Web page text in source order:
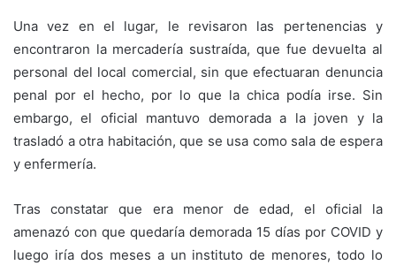
Una vez en el lugar, le revisaron las pertenencias y
encontraron la mercadería sustraída, que fue devuelta al
personal del local comercial, sin que efectuaran denuncia
penal por el hecho, por lo que la chica podía irse. Sin
embargo, el oficial mantuvo demorada a la joven y la
trasladó a otra habitación, que se usa como sala de espera
y enfermería.
Tras constatar que era menor de edad, el oficial la
amenazó con que quedaría demorada 15 días por COVID y
luego iría dos meses a un instituto de menores, todo lo